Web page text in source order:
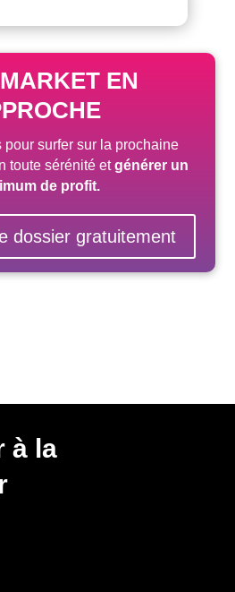
EN
pour surfer sur la prochaine
toute sérénité etgénérer un
de profit.
dossier gratuitement
à la